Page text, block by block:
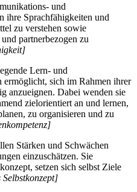
und
ihre Sprachfähigkeiten und
zu verstehen sowie
partnerbezogen zu
Lern- und
ermöglicht, sich im Rahmen ihrer
anzueignen. Dabei wenden sie
zielorientiert an und lernen,
zu organisieren und zu
Stärken und Schwächen
einzuschätzen. Sie
setzen sich selbst Ziele